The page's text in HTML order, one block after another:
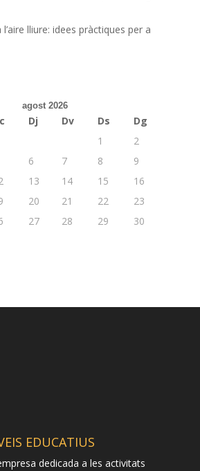
lliure: idees pràctiques per a
agost 2026
Dj Dv Ds
Dg
1
2
6 7 8
9
13 14 15
16
20 21 22
23
27 28 29
30
EDUCATIUS
dedicada a les activitats